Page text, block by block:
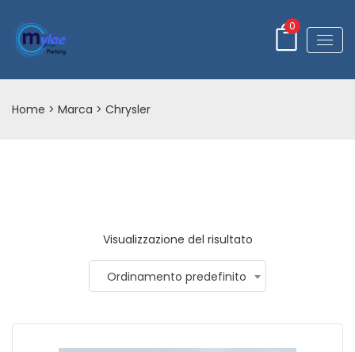
0
Home > Marca > Chrysler
Visualizzazione del risultato
Ordinamento predefinito